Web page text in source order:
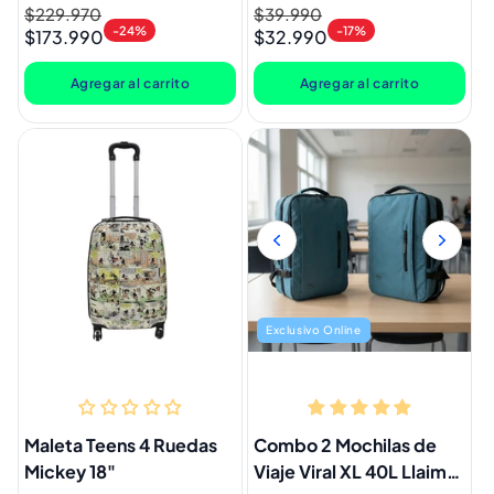
Organizador Gout Aqua
Precio
habitual
$229.970
Precio
de
oferta
$173.990 -24%
Agregar al carrito
Precio
habitual
$39.990
Precio
de
oferta
$32.990 -17%
Agregar al carrito
Maleta Teens 4 Ruedas
Mickey 18"
Exclusivo Online
Combo 2 Mochilas de
Viaje Viral XL 40L Llaima